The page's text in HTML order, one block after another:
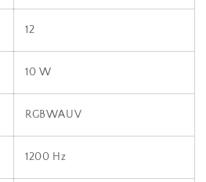
12
10 W
RGBWAUV
1200 Hz